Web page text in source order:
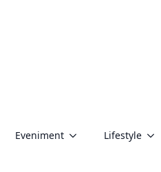
Eveniment Lifestyle